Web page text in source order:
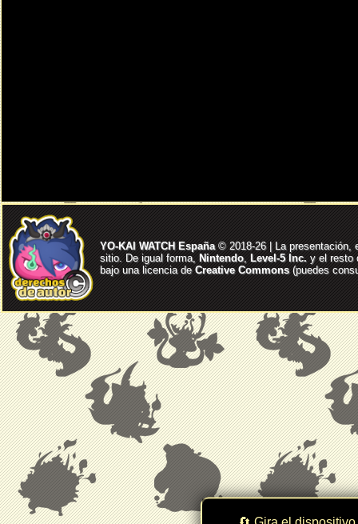
🔄 Gira el
YO-KAI WATCH España© 2018-26 | La presentación,
sitio. De igual forma, Nintendo, Level-5 Inc. y el resto
bajo una licencia deCreative Commons(puedes